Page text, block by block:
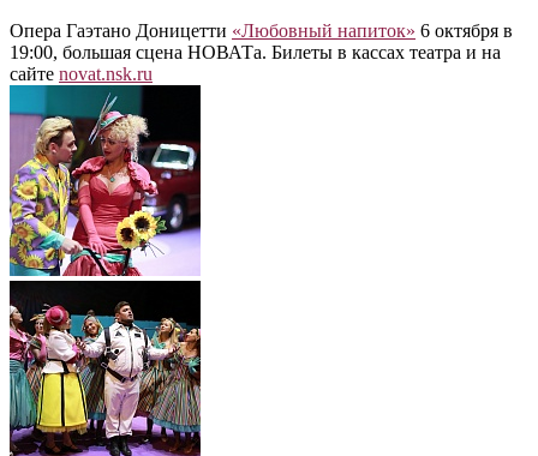
Опера Гаэтано Доницетти «Любовный напиток» 6 октября в
19:00, большая сцена НОВАТа. Билеты в кассах театра и на
сайте novat.nsk.ru